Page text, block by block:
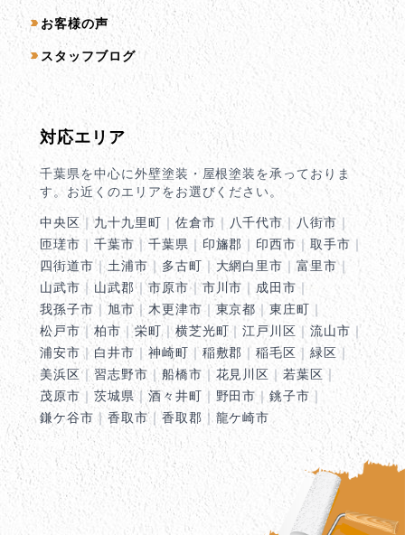
お客様の声
スタッフブログ
対応エリア
千葉県を中心に外壁塗装・屋根塗装を承っておりま
す。お近くのエリアをお選びください。
中央区｜九十九里町 ｜ 佐倉市 ｜ 八千代市｜ 八街市 ｜
匝瑳市 ｜ 千葉市 ｜ 千葉県 ｜ 印旛郡 ｜ 印西市 ｜取手市 ｜
四街道市｜土浦市｜ 多古町 ｜ 大網白里市 ｜富里市｜
山武市 ｜ 山武郡｜市原市｜市川市 ｜ 成田市 ｜
我孫子市 ｜ 旭市 ｜ 木更津市｜ 東京都 ｜東庄町 ｜
松戸市 ｜柏市 ｜栄町｜ 横芝光町｜江戸川区 ｜流山市 ｜
浦安市 ｜ 白井市 ｜ 神崎町 ｜ 稲敷郡 ｜稲毛区 ｜緑区 ｜
美浜区｜ 習志野市 ｜ 船橋市 ｜ 花見川区 ｜若葉区 ｜
茂原市｜ 茨城県｜酒々井町 ｜ 野田市 ｜銚子市 ｜
鎌ケ谷市 ｜ 香取市｜香取郡 ｜ 龍ケ崎市